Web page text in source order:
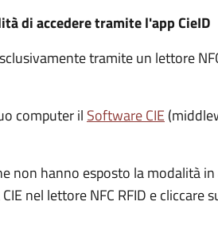
di accedere tramite l'app CieID
tramite un lettore
computer il Software CIE
non hanno esposto la modalità
nel lettore NFC RFID e